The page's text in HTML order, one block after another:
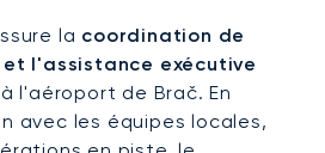
la coordination de
l'assistance exécutive
l'aéroport de Brač. En
avec les équipes locales,